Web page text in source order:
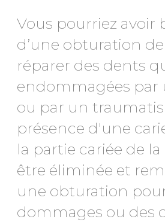
Vous pourriez avoir
d’une obturation
réparer des dents
endommagées par
ou par un
présence d'une
la partie cariée de
être éliminée et
une obturation
dommages ou des